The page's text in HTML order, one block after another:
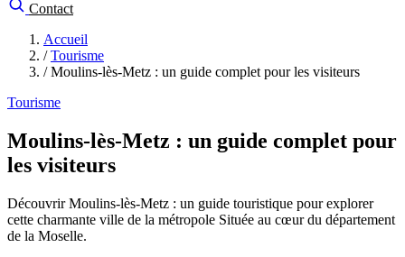
Contact
Accueil
/ Tourisme
/ Moulins-lès-Metz : un guide complet pour les visiteurs
Tourisme
Moulins-lès-Metz : un guide complet pour
les visiteurs
Découvrir Moulins-lès-Metz : un guide touristique pour explorer
cette charmante ville de la métropole Située au cœur du département
de la Moselle.